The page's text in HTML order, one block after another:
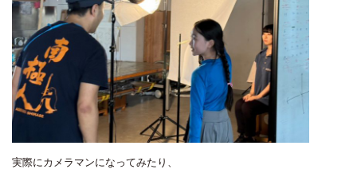
実際にカメラマンになってみたり、